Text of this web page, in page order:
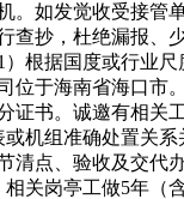
。如发觉收受接
查抄，杜绝漏报、
根据国度或行业
位于海南省海口
证书。诚邀有相关
机组准确处置关
清点、验收及交
关岗亭工做5年